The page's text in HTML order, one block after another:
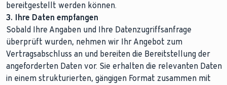
bereitgestellt werden können.
3. Ihre Daten empfangen
Sobald Ihre Angaben und Ihre Datenzugriffsanfrage
überprüft wurden, nehmen wir Ihr Angebot zum
Vertragsabschluss an und bereiten die Bereitstellung der
angeforderten Daten vor. Sie erhalten die relevanten Daten
in einem strukturierten, gängigen Format zusammen mit